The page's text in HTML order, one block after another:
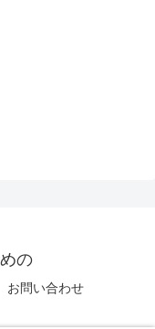
の
お問い合わせ